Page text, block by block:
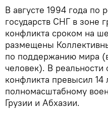
В августе 1994 года по
государств СНГ в зоне
конфликта сроком на
размещены
по поддержанию мира
человек). В
конфликта превысил 14
полномасштабному
Грузии и Абхазии.